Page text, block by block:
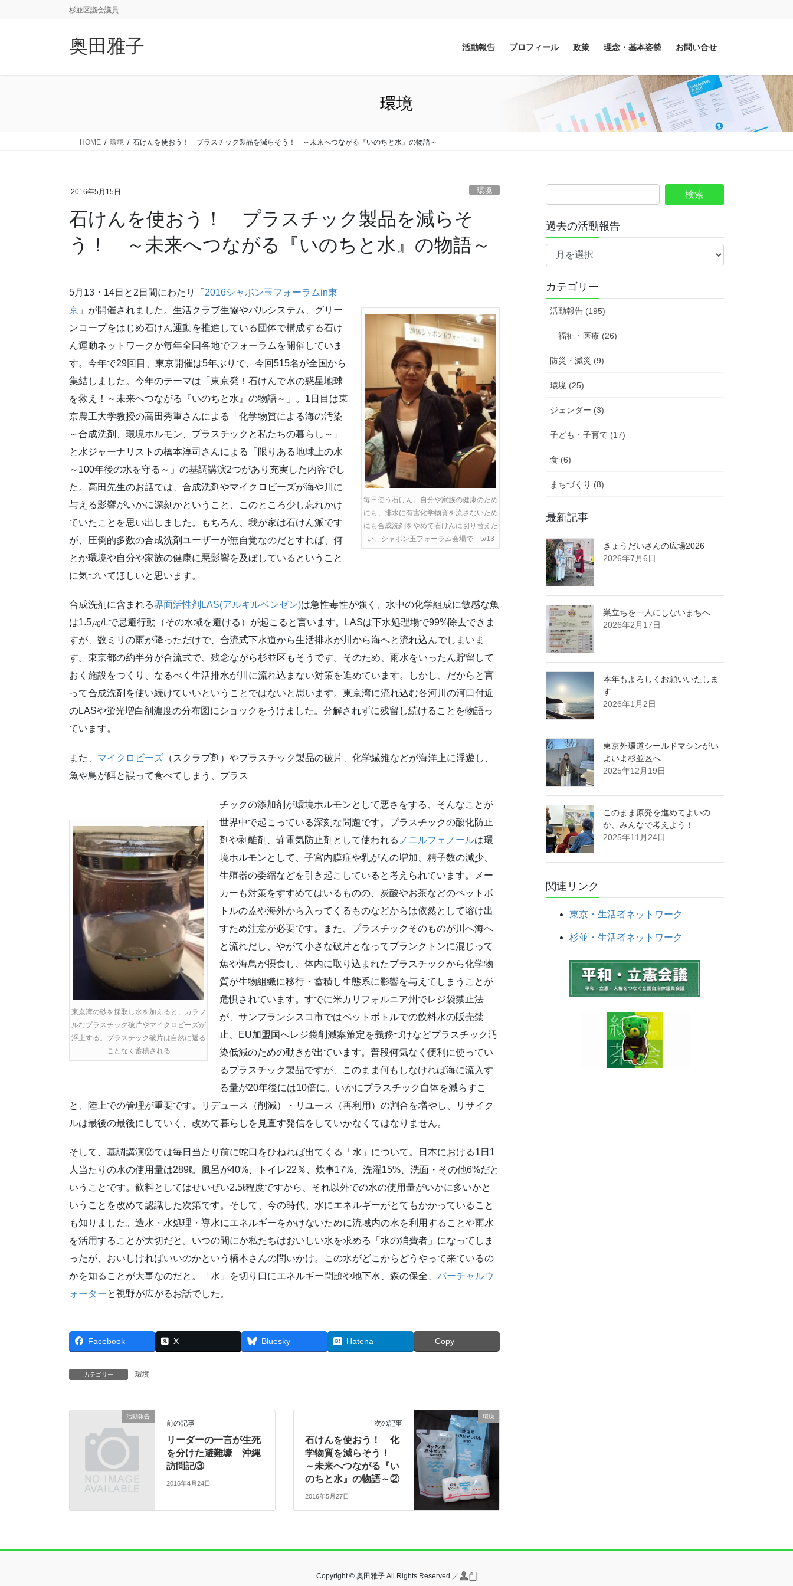
杉並区議会議員
奥田雅子 活動報告 プロフィール 政策 理念・基本姿勢 お問い合せ
環境
HOME 環境 石けんを使おう！ プラスチック製品を減らそう！ ～未来へつながる『いのちと水』の物語～
2016年5月15日 環境
石けんを使おう！ プラスチック製品を減らそ
う！ ～未来へつながる『いのちと水』の物語～
毎日使う石けん。自分や家族の健康のため
にも、排水に有害化学物資を流さないため
にも合成洗剤をやめて石けんに切り替えた
い。シャボン玉フォーラム会場で 5/13
5月13・14日と2日間にわたり「 2016シャボン玉フォーラムin東
京 」が開催されました。生活クラブ生協やパルシステム、グリー
ンコープをはじめ石けん運動を推進している団体で構成する石け
ん運動ネットワークが毎年全国各地でフォーラムを開催していま
す。今年で29回目、東京開催は5年ぶりで、今回515名が全国から
集結しました。今年のテーマは「東京発！石けんで水の惑星地球
を救え！～未来へつながる『いのちと水』の物語～」。1日目は東
京農工大学教授の高田秀重さんによる「化学物質による海の汚染
～合成洗剤、環境ホルモン、プラスチックと私たちの暮らし～」
と水ジャーナリストの橋本淳司さんによる「限りある地球上の水
～100年後の水を守る～」の基調講演2つがあり充実した内容でし
た。高田先生のお話では、合成洗剤やマイクロビーズが海や川に
与える影響がいかに深刻かということ、このところ少し忘れかけ
ていたことを思い出しました。もちろん、我が家は石けん派です
が、圧倒的多数の合成洗剤ユーザーが無自覚なのだとすれば、何
とか環境や自分や家族の健康に悪影響を及ぼしているということ
に気づいてほしいと思います。
合成洗剤に含まれる界面活性剤LAS(アルキルベンゼン)は急性毒性が強く、水中の化学組成に敏感な魚
は1.5㎍/Lで忌避行動（その水域を避ける）が起こると言います。LASは下水処理場で99%除去できま
すが、数ミリの雨が降っただけで、合流式下水道から生活排水が川から海へと流れ込んでしまいま
す。東京都の約半分が合流式で、残念ながら杉並区もそうです。そのため、雨水をいったん貯留して
おく施設をつくり、なるべく生活排水が川に流れ込まない対策を進めています。しかし、だからと言
って合成洗剤を使い続けていいということではないと思います。東京湾に流れ込む各河川の河口付近
のLASや蛍光増白剤濃度の分布図にショックをうけました。分解されずに残留し続けることを物語っ
ています。
また、 マイクロビーズ （スクラブ剤）やプラスチック製品の破片、化学繊維などが海洋上に浮遊し、
魚や鳥が餌と誤って食べてしまう、プラス
東京湾の砂を採取し水を加えると、カラフ
ルなプラスチック破片やマイクロビーズが
浮上する。プラスチック破片は自然に返る
ことなく蓄積される
チックの添加剤が環境ホルモンとして悪さをする、そんなことが
世界中で起こっている深刻な問題です。プラスチックの酸化防止
剤や剥離剤、静電気防止剤として使われる ノニルフェノールは環
境ホルモンとして、子宮内膜症や乳がんの増加、精子数の減少、
生殖器の委縮などを引き起こしていると考えられています。メー
カーも対策をすすめてはいるものの、炭酸やお茶などのペットボ
トルの蓋や海外から入ってくるものなどからは依然として溶け出
すため注意が必要です。また、プラスチックそのものが川へ海へ
と流れだし、やがて小さな破片となってプランクトンに混じって
魚や海鳥が摂食し、体内に取り込まれたプラスチックから化学物
質が生物組織に移行・蓄積し生態系に影響を与えてしまうことが
危惧されています。すでに米カリフォルニア州でレジ袋禁止法
が、サンフランシスコ市ではペットボトルでの飲料水の販売禁
止、EU加盟国へレジ袋削減案策定を義務づけなどプラスチック汚
染低減のための動きが出ています。普段何気なく便利に使ってい
るプラスチック製品ですが、このまま何もしなければ海に流入す
る量が20年後には10倍に。いかにプラスチック自体を減らすこ
と、陸上での管理が重要です。リデュース（削減）・リユース（再利用）の割合を増やし、リサイク
ルは最後の最後にしていく、改めて暮らしを見直す発信をしていかなくてはなりません。
そして、基調講演②では毎日当たり前に蛇口をひねれば出てくる「水」について。日本における1日1
人当たりの水の使用量は289ℓ。風呂が40%、トイレ22％、炊事17%、洗濯15%、洗面・その他6%だと
いうことです。飲料としてはせいぜい2.5ℓ程度ですから、それ以外での水の使用量がいかに多いかと
いうことを改めて認識した次第です。そして、今の時代、水にエネルギーがとてもかかっていること
も知りました。造水・水処理・導水にエネルギーをかけないために流域内の水を利用することや雨水
を活用することが大切だと。いつの間にか私たちはおいしい水を求める「水の消費者」になってしま
ったが、おいしければいいのかという橋本さんの問いかけ。この水がどこからどうやって来ているの
かを知ることが大事なのだと。「水」を切り口にエネルギー問題や地下水、森の保全、 バーチャルウ
ォーターと視野が広がるお話でした。
Facebook X Bluesky Hatena Copy
カテゴリー 環境
活動報告
前の記事
リーダーの一言が生死
を分けた避難壕 沖縄
訪問記③
2016年4月24日
環境
次の記事
石けんを使おう！ 化
学物質を減らそう！
～未来へつながる『い
のちと水』の物語～②
2016年5月27日
過去の活動報告
過
活
動
報
カテゴリー
活動報告 (195)
福祉・医療 (26)
防災・減災 (9)
環境 (25)
ジェンダー (3)
子ども・子育て (17)
食 (6)
まちづくり (8)
最新記事
きょうだいさんの広場2026
2026年7月6日
巣立ちを一人にしないまちへ
2026年2月17日
本年もよろしくお願いいたしま
す
2026年1月2日
東京外環道シールドマシンがい
よいよ杉並区へ
2025年12月19日
このまま原発を進めてよいの
か、みんなで考えよう！
2025年11月24日
関連リンク
東京・生活者ネットワーク
杉並・生活者ネットワーク
Copyright © 奥田雅子 All Rights Reserved.／